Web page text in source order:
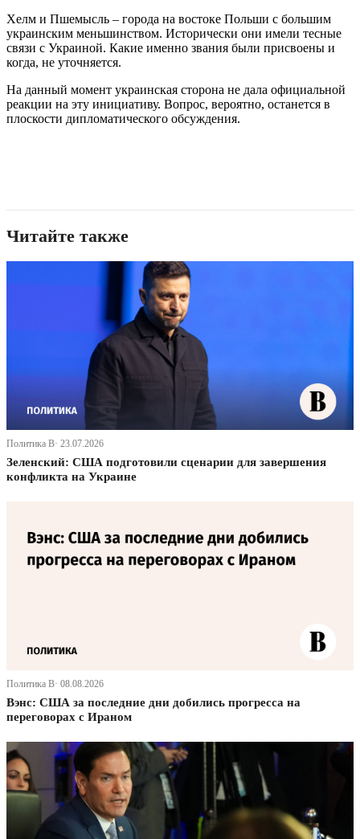
Хелм и Пшемысль – города на востоке Польши с большим
украинским меньшинством. Исторически они имели тесные
связи с Украиной. Какие именно звания были присвоены и
когда, не уточняется.
На данный момент украинская сторона не дала официальной
реакции на эту инициативу. Вопрос, вероятно, останется в
плоскости дипломатического обсуждения.
Читайте также
Политика В· 23.07.2026
Зеленский: США подготовили сценарии для завершения
конфликта на Украине
Политика В· 08.08.2026
Вэнс: США за последние дни добились прогресса на
переговорах с Ираном